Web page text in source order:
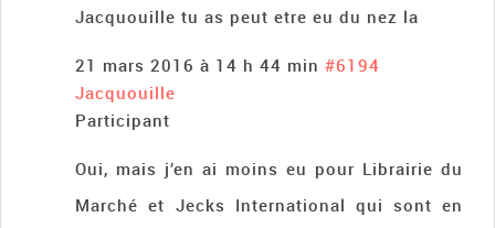
Jacquouille tu as peut etre eu du nez la
21 mars 2016 à 14 h 44 min #6194
Jacquouille
Participant
Oui, mais j’en ai moins eu pour Librairie du
Marché et Jecks International qui sont en